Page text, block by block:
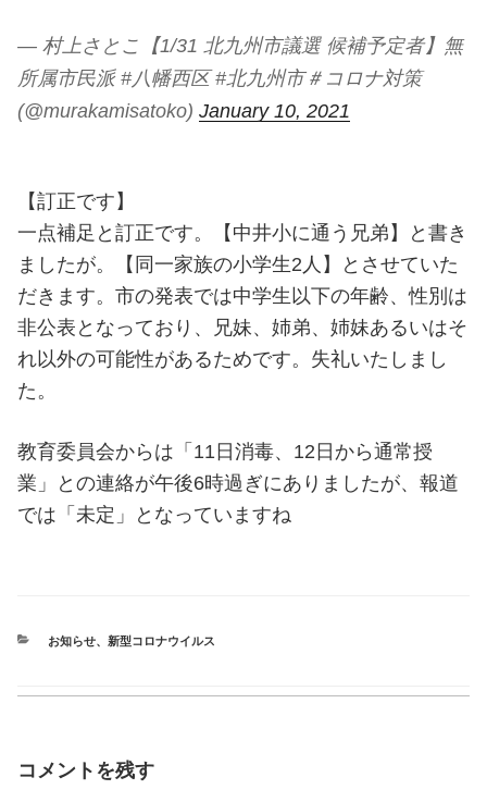
— 村上さとこ【1/31 北九州市議選 候補予定者】無
所属市民派 #八幡西区 #北九州市＃コロナ対策
(@murakamisatoko) January 10, 2021
【訂正です】
一点補足と訂正です。【中井小に通う兄弟】と書き
ましたが。【同一家族の小学生2人】とさせていた
だきます。市の発表では中学生以下の年齢、性別は
非公表となっており、兄妹、姉弟、姉妹あるいはそ
れ以外の可能性があるためです。失礼いたしまし
た。
教育委員会からは「11日消毒、12日から通常授
業」との連絡が午後6時過ぎにありましたが、報道
では「未定」となっていますね
カ
リ
お知らせ、 新型コロナウイルス
コメントを残す